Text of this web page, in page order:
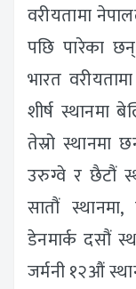
वरीयतामा
पछि पारेका
भारत
शीर्ष स्थानमा
तेस्रो स्थानमा
उरुग्वे र छैटौं
सातौं
डेनमार्क दसौं
जर्मनी १२‍औं